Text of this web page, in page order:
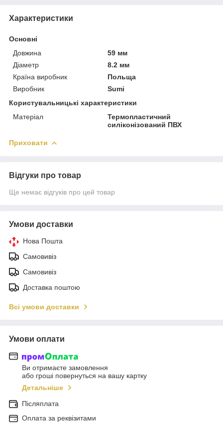
Характеристики
Основні
Довжина
59 мм
Діаметр
8.2 мм
Країна виробник
Польща
Виробник
Sumi
Користувальницькі характеристики
Матеріал
Термопластичний
силіконізований ПВХ
Приховати
Відгуки про товар
Ще немає відгуків про цей товар
Умови доставки
Нова Пошта
Самовивіз
Самовивіз
Доставка поштою
Всі умови доставки
Умови оплати
Ви отримаєте замовлення
або гроші повернуться на вашу картку
Детальніше
Післяплата
Оплата за реквізитами